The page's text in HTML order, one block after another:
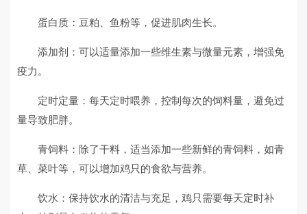
蛋白质：豆粕、鱼粉等，促进肌肉生长。
添加剂：可以适量添加一些维生素与微量元素，增强免
疫力。
定时定量：每天定时喂养，控制每次的饲料量，避免过
量导致肥胖。
青饲料：除了干料，适当添加一些新鲜的青饲料，如青
草、菜叶等，可以增加鸡只的食欲与营养。
饮水：保持饮水的清洁与充足，鸡只需要每天定时补